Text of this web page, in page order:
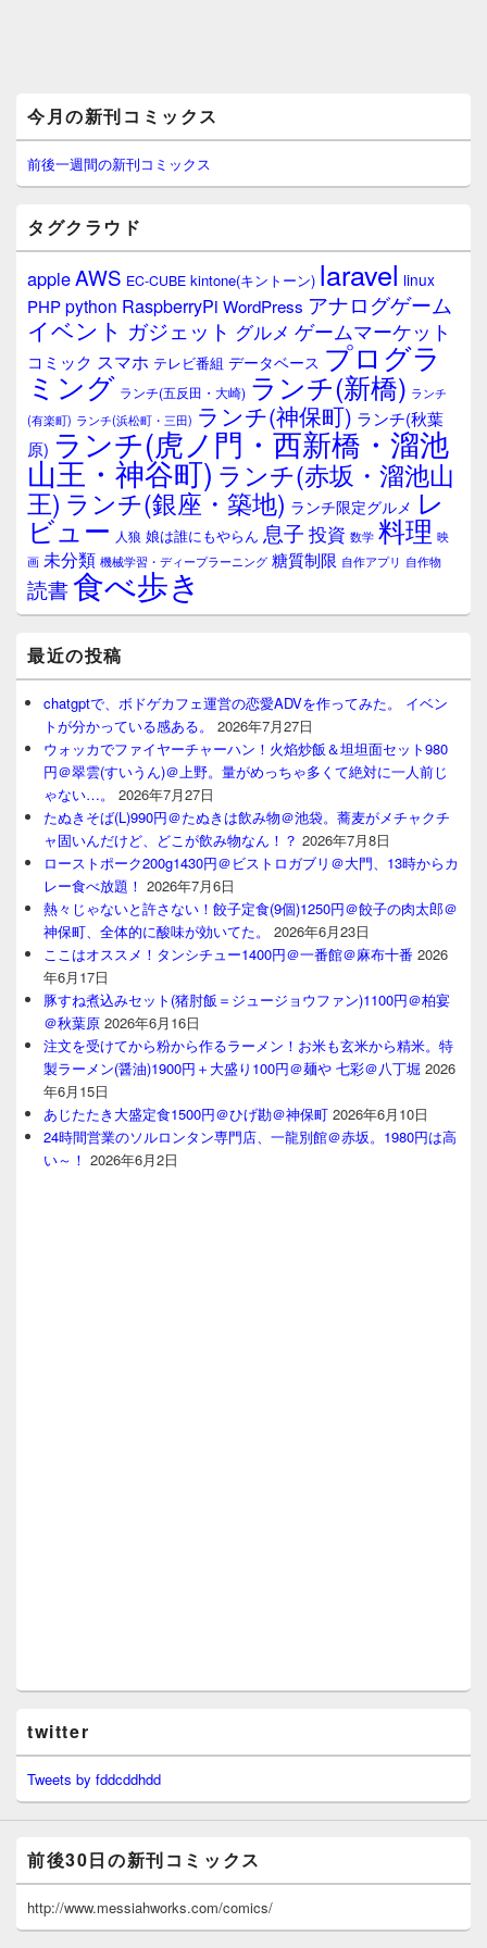
イ
ン
サ
イ
ウ
ィ
ジ
ェ
ア
今月の新刊コミックス
前後一週間の新刊コミックス
タグクラウド
appleAWS EC-CUBE kintone(キントーン) laravel linux
PHPpython RaspberryPi WordPress アナログゲーム
イベント ガジェット グルメ ゲームマーケット
コミック スマホ テレビ番組 データベース プログラ
ミング ランチ(五反田・大崎) ランチ(新橋) ランチ
(有楽町) ランチ(浜松町・三田) ランチ(神保町) ランチ(秋葉
原) ランチ(虎ノ門・西新橋・溜池
山王・神谷町) ランチ(赤坂・溜池山
王) ランチ(銀座・築地) ランチ限定グルメ レ
ビュー 人狼 娘は誰にもやらん 息子 投資 数学 料理 映
画 未分類 機械学習・ディープラーニング 糖質制限 自作アプリ 自作物
読書食べ歩き
最近の投稿
chatgptで、ボドゲカフェ運営の恋愛ADVを作ってみた。 イベン
トが分かっている感ある。
2026年7月27日
ウォッカでファイヤーチャーハン！火焰炒飯＆坦坦面セット980
円＠翠雲(すいうん)＠上野。量がめっちゃ多くて絶対に一人前じ
ゃない…。
2026年7月27日
たぬきそば(L)990円＠たぬきは飲み物＠池袋。蕎麦がメチャクチ
ャ固いんだけど、どこが飲み物なん！？ 2026年7月8日
ローストポーク200g1430円＠ビストロガブリ＠大門、13時からカ
レー食べ放題！ 2026年7月6日
熱々じゃないと許さない！餃子定食(9個)1250円＠餃子の肉太郎＠
神保町、全体的に酸味が効いてた。
2026年6月23日
ここはオススメ！タンシチュー1400円＠一番館＠麻布十番 2026
年6月17日
豚すね煮込みセット(猪肘飯＝ジュージョウファン)1100円＠柏宴
＠秋葉原 2026年6月16日
注文を受けてから粉から作るラーメン！お米も玄米から精米。特
製ラーメン(醤油)1900円＋大盛り100円＠麺や 七彩＠八丁堀 2026
年6月15日
あじたたき大盛定食1500円＠ひげ勘＠神保町 2026年6月10日
24時間営業のソルロンタン専門店、一龍別館＠赤坂。1980円は高
い～！ 2026年6月2日
twitter
Tweets by fddcddhdd
前後30日の新刊コミックス
http://www.messiahworks.com/comics/